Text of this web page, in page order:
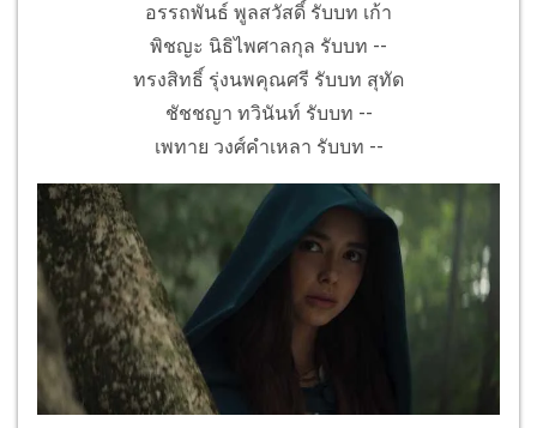
อรรถพันธ์ พูลสวัสดิ์ รับบท เก้า
พิชญะ นิธิไพศาลกุล รับบท --
ทรงสิทธิ์ รุ่งนพคุณศรี รับบท สุทัด
ชัชชญา ทวินันท์ รับบท --
เพทาย วงศ์คำเหลา รับบท --